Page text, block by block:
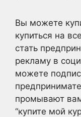
Вы можете
купиться на
стать
рекламу в
можете
промывают
“купите мой